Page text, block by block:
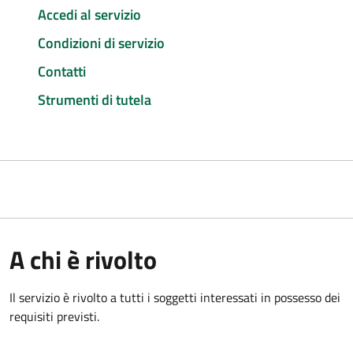
Accedi al servizio
Condizioni di servizio
Contatti
Strumenti di tutela
A chi è rivolto
Il servizio è rivolto a tutti i soggetti interessati in possesso dei
requisiti previsti.